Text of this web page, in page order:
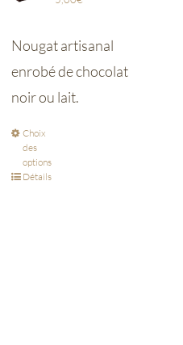
Nougat artisanal
enrobé de chocolat
noir ou lait.
Choix
des
options
Détails